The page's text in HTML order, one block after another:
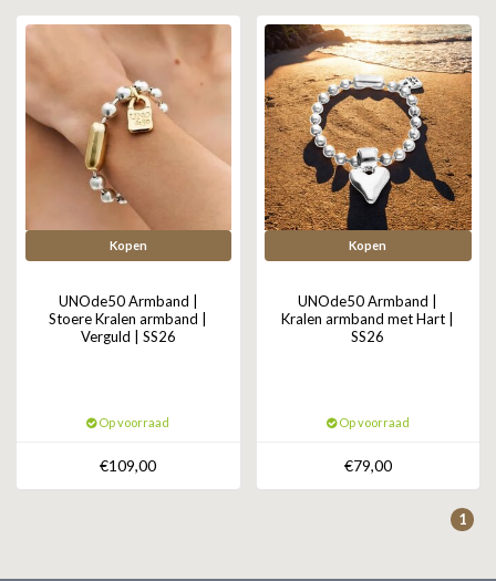
YMALA
REBEL & ROSE
SILK | SALE
KARMA
SER INTREPIDA | SS25
HORLOGE
SALE
CADEAU MAN
CADEAUTJES TOT € 50
CADEAUTJES TOT € 100
CADEAUTJES VANAF € 100
BLOG
Kopen
UNOde50 Armband |
Stoere Kralen armband |
Verguld | SS26
Op voorraad
€109,00
Kopen
UNOde50 Armband |
Kralen armband met Hart |
SS26
Op voorraad
€79,00
1